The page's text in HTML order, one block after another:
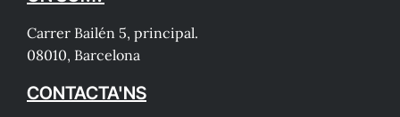
Carrer Bailén 5, principal.
08010, Barcelona
CONTACTA'NS